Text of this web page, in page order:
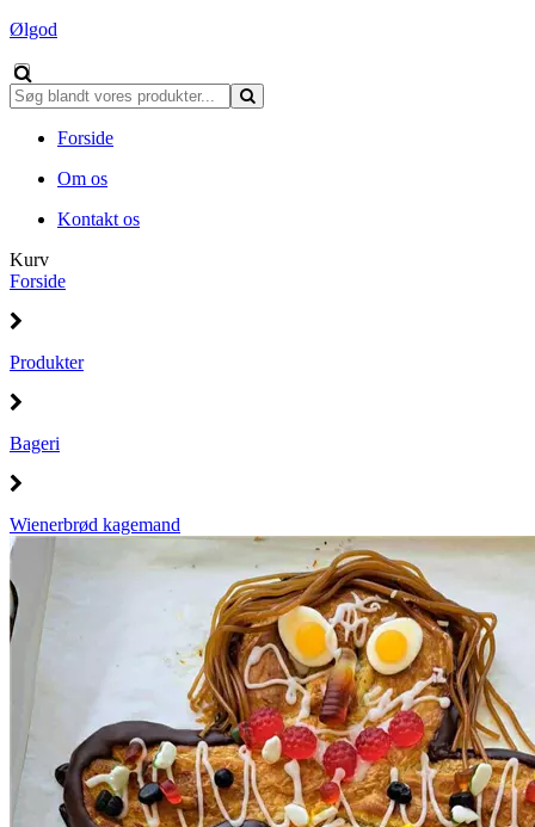
Ølgod
Forside
Om os
Kontakt os
Kurv
Forside
Produkter
Bageri
Wienerbrød kagemand